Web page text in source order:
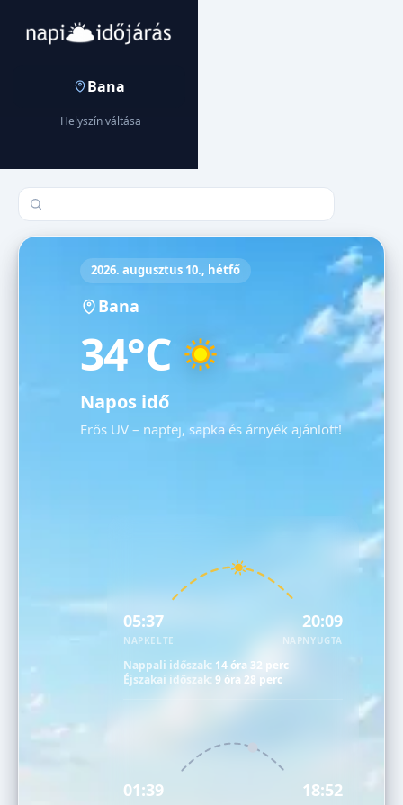
Bana
Helyszín váltása
Település keresése
2026. augusztus 10., hétfő
Bana
34°C
Napos idő
Erős UV – naptej, sapka és árnyék ajánlott!
05:37
NAPKELTE
20:09
NAPNYUGTA
Nappali időszak: 14 óra 32 perc
Éjszakai időszak:9 óra 28 perc
01:39 18:52